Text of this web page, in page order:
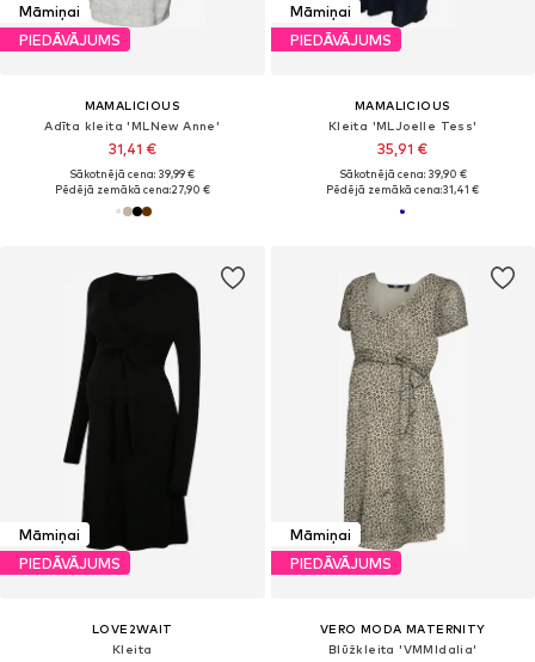
Māmiņai
PIEDĀVĀJUMS
MAMALICIOUS
Adīta kleita 'MLNew Anne'
31,41 €
Sākotnējā cena: 39,99 €
Pēdējā zemākā cena:27,90 €
Māmiņai
PIEDĀVĀJUMS
MAMALICIOUS
Kleita 'MLJoelle Tess'
35,91 €
Sākotnējā cena: 39,90 €
Pēdējā zemākā cena:31,41 €
Māmiņai
PIEDĀVĀJUMS
LOVE2WAIT
Kleita
Māmiņai
PIEDĀVĀJUMS
VERO MODA MATERNITY
Blūžkleita 'VMMIdalia'